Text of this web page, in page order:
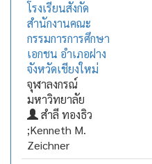
โรงเรียนสังกัด
สำนักงานคณะ
กรรมการการศึกษา
เอกชน อำเภอฝาง
จังหวัดเชียงใหม่
จุฬาลงกรณ์
มหาวิทยาลัย
สำลี ทองธิว
;Kenneth M.
Zeichner